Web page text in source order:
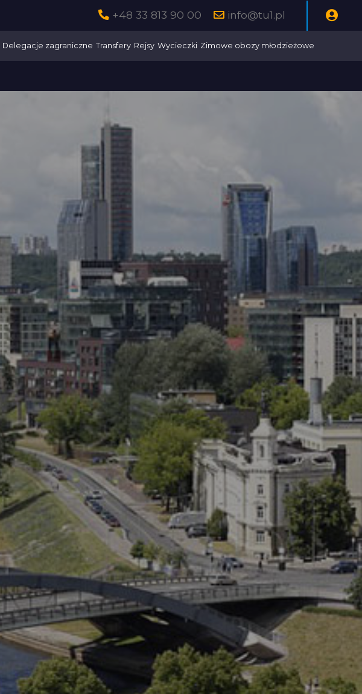
+48 33 813 90 00 info@tu1.pl
Delegacje zagraniczne Transfery Rejsy Wycieczki Zimowe obozy młodzieżowe